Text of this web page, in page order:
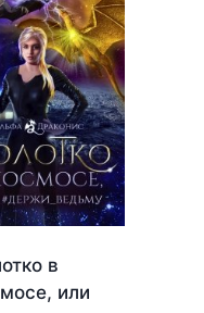
в
или